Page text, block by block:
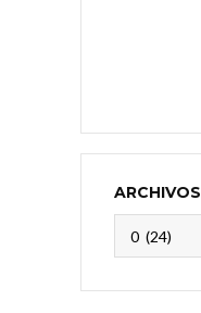
ARCHIVOS